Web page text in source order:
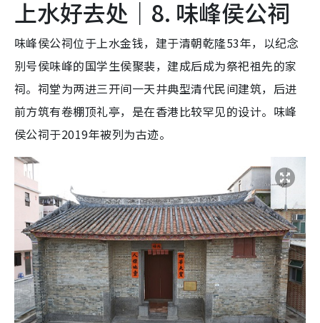
上水好去处｜8. 味峰侯公祠
味峰侯公祠位于上水金钱，建于清朝乾隆53年，以纪念
别号侯味峰的国学生侯聚裴，建成后成为祭祀祖先的家
祠。祠堂为两进三开间一天井典型清代民间建筑，后进
前方筑有卷棚顶礼亭，是在香港比较罕见的设计。味峰
侯公祠于2019年被列为古迹。